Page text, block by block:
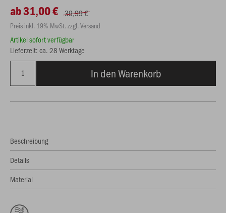
ab 31,00 € 39,99 €
Preis inkl. 19% MwSt. zzgl. Versand
Artikel sofort verfügbar
Lieferzeit: ca. 28 Werktage
In den Warenkorb
Beschreibung
Details
Material